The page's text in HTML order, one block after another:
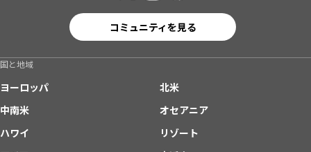
コミュニティを見る
国と地域
ヨーロッパ
北米
中南米
オセアニア
ハワイ
リゾート